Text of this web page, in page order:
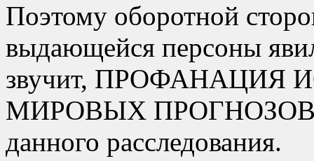
Поэтому оборотной
выдающейся персоны
звучит,
МИРОВЫХ ПРОГНОЗОВ,
данного расследования.